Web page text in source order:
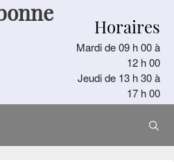
Horaires
Mardi de 09 h 00 à
12 h 00
Jeudi de 13 h 30 à
17 h 00